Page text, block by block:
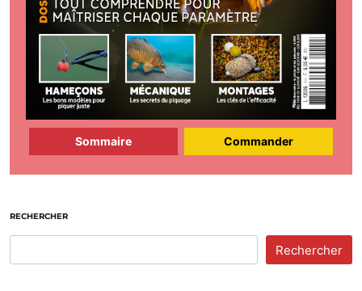
Sommaire Commander
RECHERCHER
Rechercher